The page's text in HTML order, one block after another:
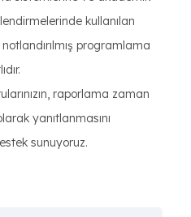
kullanılan
programlama
raporlama zaman
yanıtlanmasını
sunuyoruz.